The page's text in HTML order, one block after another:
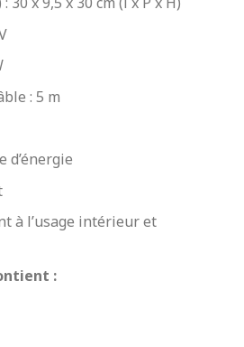
: 5 m
d’énergie
à l’usage intérieur et
: